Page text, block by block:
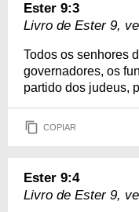
Ester 9:3
Livro de Ester 9,
Todos os senhores
governadores, os
partido dos judeus,
COPIAR
Ester 9:4
Livro de Ester 9,